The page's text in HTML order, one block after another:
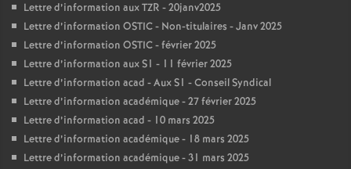
Lettre d’information aux TZR - 20janv2025
Lettre d’information OSTIC - Non-titulaires - Janv 2025
Lettre d’information OSTIC - février 2025
Lettre d’information aux S1 - 11 février 2025
Lettre d’information acad - Aux S1 - Conseil Syndical
Lettre d’information académique - 27 février 2025
Lettre d’information acad - 10 mars 2025
Lettre d’information académique - 18 mars 2025
Lettre d’information académique - 31 mars 2025